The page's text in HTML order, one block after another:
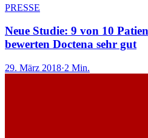
PRESSE
Neue Studie: 9 von 10
bewerten Doctena sehr gut
29. März 2018·2 Min.